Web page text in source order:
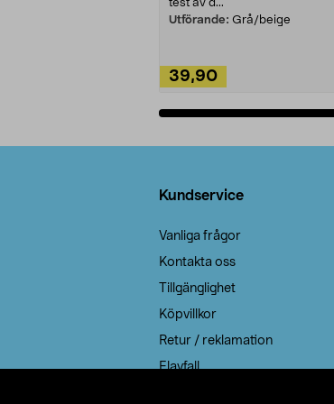
test av d...
Utförande: Grå/beige
39,90
Kundservice
Vanliga frågor
Kontakta oss
Tillgänglighet
Köpvillkor
Retur / reklamation
Elavfall